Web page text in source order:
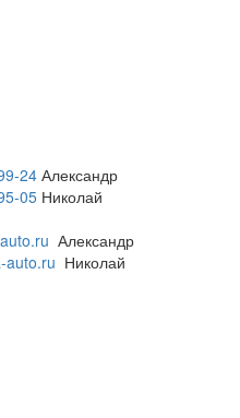
24Александр
05Николай
Александр
auto.ru Николай